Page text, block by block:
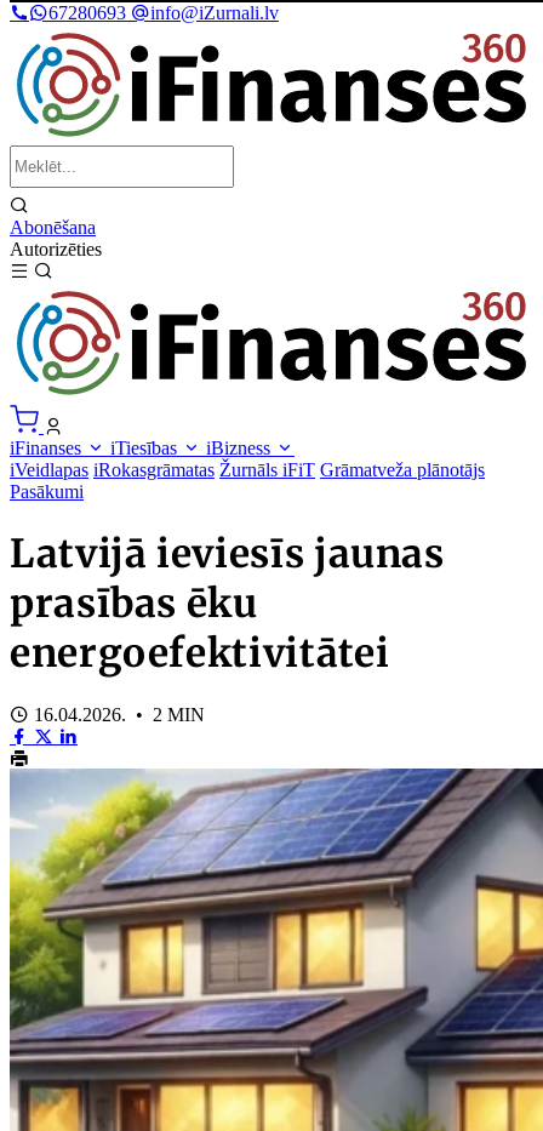
67280693 info@iZurnali.lv
Abonēšana
Autorizēties
iFinanses iTiesības
iBizness
iVeidlapas iRokasgrāmatas Žurnāls iFiT Grāmatveža plānotājs
Pasākumi
Latvijā ieviesīs jaunas
prasības ēku
energoefektivitātei
16.04.2026. • 2 MIN